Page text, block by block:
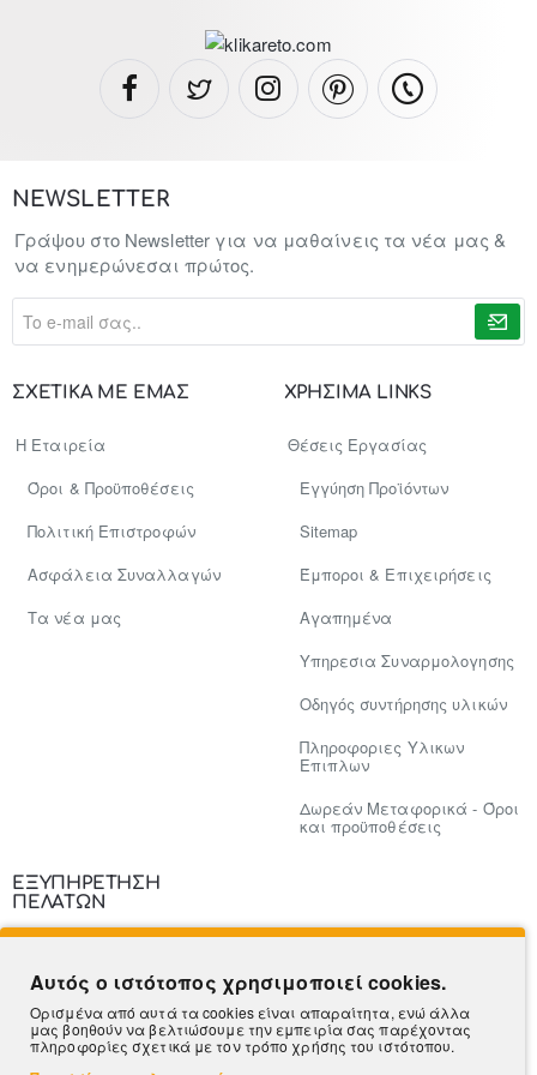
ΣΧΕΤΙΚΑ ΜΕ ΕΜΑΣ
Η Εταιρεία
Όροι & Προϋποθέσεις
Πολιτική Επιστροφών
Ασφάλεια Συναλλαγών
Tα νέα μας
ΧΡΗΣΙΜΑ LINKS
Θέσεις Εργασίας
Εγγύηση Προϊόντων
Sitemap
Έμποροι & Επιχειρήσεις
Αγαπημένα
Υπηρεσια Συναρμολογησης
Οδηγός συντήρησης υλικών
Πληροφοριες Υλικων
Επιπλων
Δωρεάν Μεταφορικά - Όροι
και προϋποθέσεις
ΕΞΥΠΗΡΕΤΗΣΗ
ΠΕΛΑΤΩΝ
Τρόποι Πληρωμής
Πληροφορίες Αποστολής
NEWSLETTER
Γράψου στο Newsletter για να μαθαίνεις τα νέα μας &
να ενημερώνεσαι πρώτος.
σας..
Αυτός ο ιστότοπος χρησιμοποιεί cookies.
Ορισμένα από αυτά τα cookies είναι απαραίτητα, ενώ άλλα
μας βοηθούν να βελτιώσουμε την εμπειρία σας παρέχοντας
πληροφορίες σχετικά με τον τρόπο χρήσης του ιστότοπου.